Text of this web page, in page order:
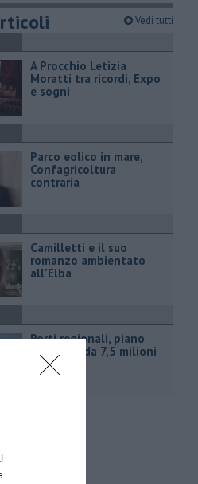
Vedi tutti
A Procchio Letizia
Moratti tra ricordi, Expo
e sogni
Parco eolico in mare,
Confagricoltura
contraria
Camilletti e il suo
romanzo ambientato
all'Elba
Porti regionali, piano
triennale da 7,5 milioni